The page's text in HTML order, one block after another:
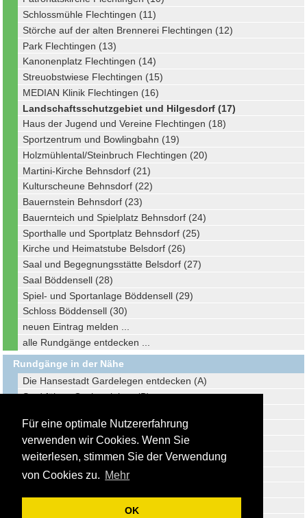
Für eine optimale Nutzererfahrung
verwenden wir Cookies. Wenn Sie
weiterlesen, stimmen Sie der Verwendung
von Cookies zu. Mehr
OK
Schlossmühle Flechtingen (11)
Störche auf der alten Brennerei Flechtingen (12)
Park Flechtingen (13)
Kanonenplatz Flechtingen (14)
Streuobstwiese Flechtingen (15)
MEDIAN Klinik Flechtingen (16)
Landschaftsschutzgebiet und Hilgesdorf (17)
Haus der Jugend und Vereine Flechtingen (18)
Sportzentrum und Bowlingbahn (19)
Holzmühlental/Steinbruch Flechtingen (20)
Martini-Kirche Behnsdorf (21)
Kulturscheune Behnsdorf (22)
Bauernstein Behnsdorf (23)
Bauernteich und Spielplatz Behnsdorf (24)
Sporthalle und Sportplatz Behnsdorf (25)
Kirche und Heimatstube Belsdorf (26)
Saal und Begegnungsstätte Belsdorf (27)
Saal Böddensell (28)
Spiel- und Sportanlage Böddensell (29)
Schloss Böddensell (30)
neuen Eintrag melden ...
alle Rundgänge entdecken ...
Rundgänge in der Nähe
Die Hansestadt Gardelegen entdecken (A)
Stadtführer Oschersleben (B)
Stadtführer Magdeburg (D)
Stadtführer Halberstadt (E)
Stadtführer Braunschweig (F)
Stadtführer Wolfenbüttel (G)